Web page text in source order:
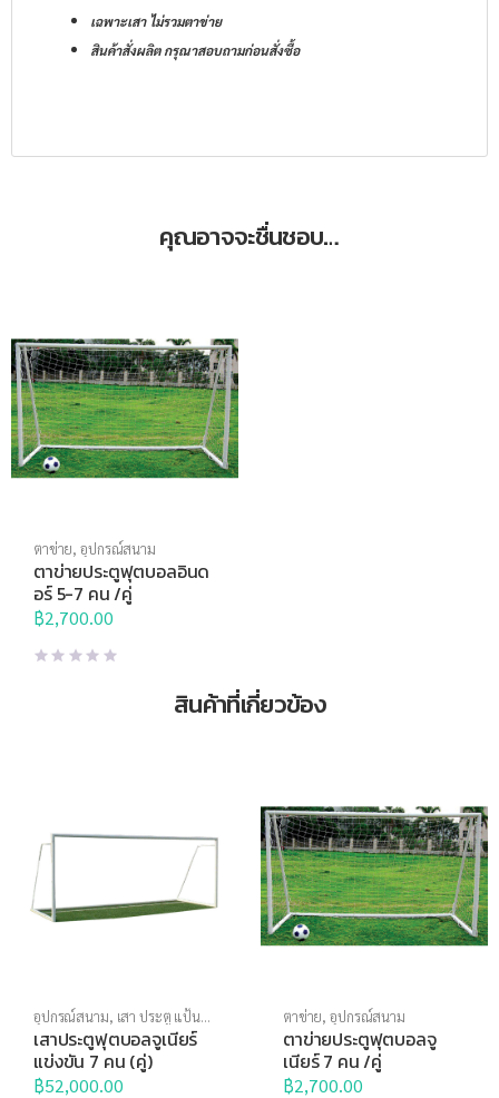
เฉพาะเสา ไม่รวมตาข่าย
สินค้าสั่งผลิต กรุณาสอบถามก่อนสั่งซื้อ
คุณอาจจะชื่นชอบ…
ตาข่าย,อุปกรณ์สนาม
ตาข่ายประตูฟุตบอลอินด
อร์ 5-7 คน /คู่
฿2,700.00
สินค้าที่เกี่ยวข้อง
อุปกรณ์สนาม, เสา ประตู แป้น
บาส
เสาประตูฟุตบอลจูเนียร์
แข่งขัน 7 คน (คู่)
฿52,000.00
ตาข่าย,อุปกรณ์สนาม
ตาข่ายประตูฟุตบอลจู
เนียร์ 7 คน /คู่
฿2,700.00